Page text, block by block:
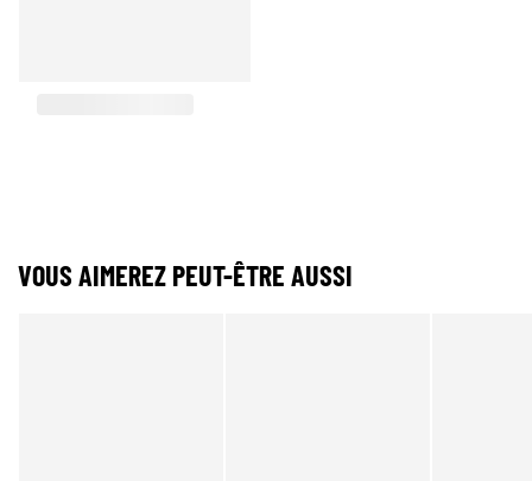
VOUS AIMEREZ PEUT-ÊTRE AUSSI